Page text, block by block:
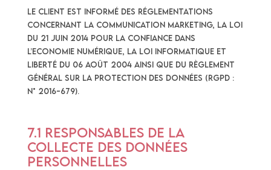
Le Client est informé des réglementations
concernant la communication marketing, la loi
du 21 Juin 2014 pour la confiance dans
l’Economie Numérique, la Loi Informatique et
Liberté du 06 Août 2004 ainsi que du Règlement
Général sur la Protection des Données (RGPD :
n° 2016-679).
7.1 Responsables de la
collecte des données
personnelles